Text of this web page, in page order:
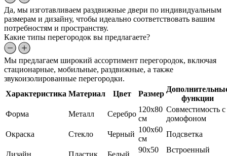
Да, мы изготавливаем раздвижные двери по индивидуальным
размерам и дизайну, чтобы идеально соответствовать вашим
потребностям и пространству.
Какие типы перегородок вы предлагаете?
Мы предлагаем широкий ассортимент перегородок, включая
стационарные, мобильные, раздвижные, а также
звукоизолированные перегородки.
Характеристика Материал Цвет Размер
функции
Форма
Металл Серебро
120х80
см
Совместимость с
домофоном
Окраска
Стекло Черный
100х60
см
Подсветка
Дизайн Пластик Белый
90х50
Встроенный